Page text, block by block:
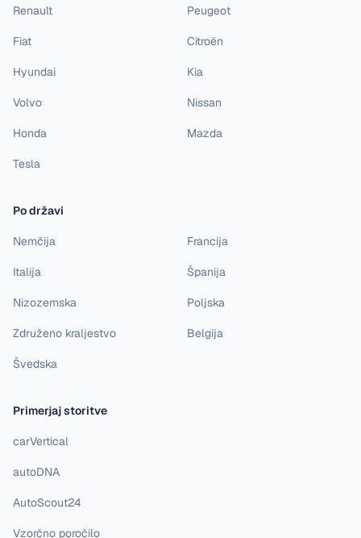
Renault Peugeot
Fiat Citroën
Hyundai Kia
Volvo Nissan
Honda Mazda
Tesla
Po državi
Nemčija Francija
Italija Španija
Nizozemska Poljska
Združeno kraljestvo Belgija
Švedska
Primerjaj storitve
carVertical
autoDNA
AutoScout24
Vzorčno poročilo